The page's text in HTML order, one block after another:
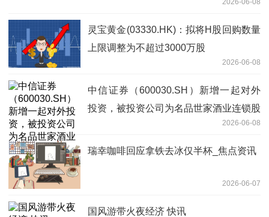
2026-06-08
灵宝黄金(03330.HK)：拟将H股回购数量
上限调整为不超过3000万股
2026-06-08
中信证券（600030.SH）新增一起对外
投资，被投资公司为名品世家酒业连锁股
2026-06-08
瑞幸咖啡回应拿铁去冰仅半杯_焦点资讯
2026-06-07
国风游带火夜经济 快讯